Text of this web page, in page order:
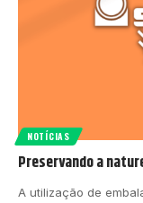
NOTÍCIAS
Preservando a
A utilização de